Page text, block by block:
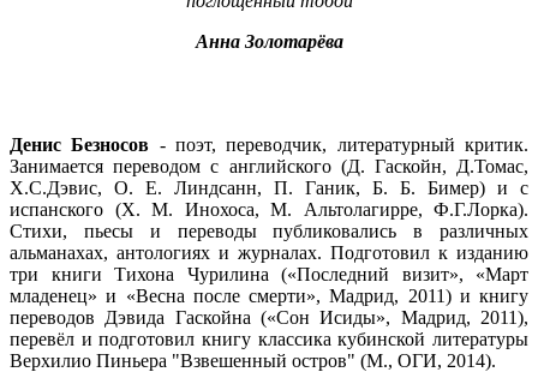
Анна Золотарёва
Денис Безносов - поэт, переводчик, литературный критик.
Занимается переводом с английского (Д. Гаскойн, Д.Томас,
Х.С.Дэвис, О. Е. Линдсанн, П. Ганик, Б. Б. Бимер) и с
испанского (Х. М. Инохоса, М. Альтолагирре, Ф.Г.Лорка).
Стихи, пьесы и переводы публиковались в различных
альманахах, антологиях и журналах. Подготовил к изданию
три книги Тихона Чурилина («Последний визит», «Март
младенец» и «Весна после смерти», Мадрид, 2011) и книгу
переводов Дэвида Гаскойна («Сон Исиды», Мадрид, 2011),
перевёл и подготовил книгу классика кубинской литературы
Верхилио Пиньера "Взвешенный остров" (М., ОГИ, 2014).